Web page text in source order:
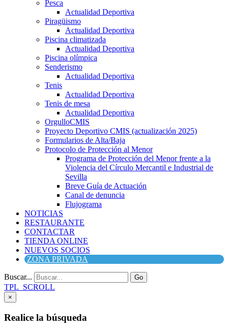
Pesca
Actualidad Deportiva
Piragüismo
Actualidad Deportiva
Piscina climatizada
Actualidad Deportiva
Piscina olímpica
Senderismo
Actualidad Deportiva
Tenis
Actualidad Deportiva
Tenis de mesa
Actualidad Deportiva
OrgulloCMIS
Proyecto Deportivo CMIS (actualización 2025)
Formularios de Alta/Baja
Protocolo de Protección al Menor
Programa de Protección del Menor frente a la
Violencia del Círculo Mercantil e Industrial de
Sevilla
Breve Guía de Actuación
Canal de denuncia
Flujograma
NOTICIAS
RESTAURANTE
CONTACTAR
TIENDA ONLINE
NUEVOS SOCIOS
ZONA PRIVADA
Buscar... Go
TPL_SCROLL
×
Realice la búsqueda